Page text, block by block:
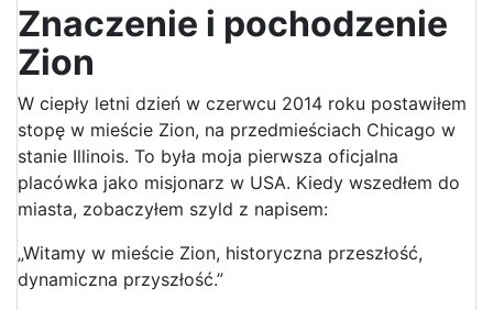
Znaczenie i pochodzenie
Zion
W ciepły letni dzień w czerwcu 2014 roku postawiłem
stopę w mieście Zion, na przedmieściach Chicago w
stanie Illinois. To była moja pierwsza oficjalna
placówka jako misjonarz w USA. Kiedy wszedłem do
miasta, zobaczyłem szyld z napisem:
„Witamy w mieście Zion, historyczna przeszłość,
dynamiczna przyszłość.”